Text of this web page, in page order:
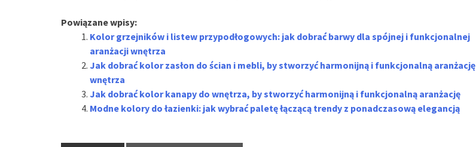
Powiązane wpisy:
Kolor grzejników i listew przypodłogowych: jak dobrać barwy dla spójnej i funkcjonalnej
aranżacji wnętrza
Jak dobrać kolor zasłon do ścian i mebli, by stworzyć harmonijną i funkcjonalną aranżację
wnętrza
Jak dobrać kolor kanapy do wnętrza, by stworzyć harmonijną i funkcjonalną aranżację
Modne kolory do łazienki: jak wybrać paletę łączącą trendy z ponadczasową elegancją